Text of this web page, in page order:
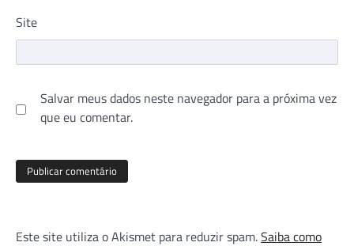
Site
Salvar meus dados neste navegador para a próxima vez
que eu comentar.
Este site utiliza o Akismet para reduzir spam.Saiba como